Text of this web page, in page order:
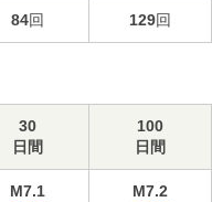
84回 129回
30
日間
100
日間
M7.1
M7.2